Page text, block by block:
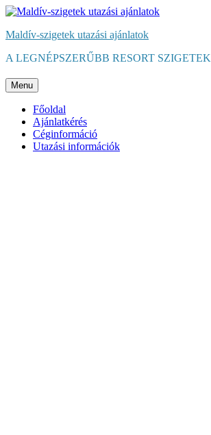
Maldív-szigetek utazási ajánlatok
A LEGNÉPSZERŰBB RESORT SZIGETEK
Menu
Főoldal
Ajánlatkérés
Céginformáció
Utazási információk